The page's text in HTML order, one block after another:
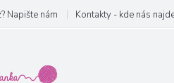
Napište nám Kontakty - kde nás